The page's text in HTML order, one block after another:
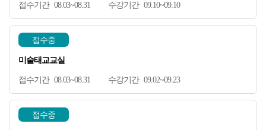
08.03~08.31 09.10~09.10
접수중
미술태교교실
08.03~08.31 09.02~09.23
접수중